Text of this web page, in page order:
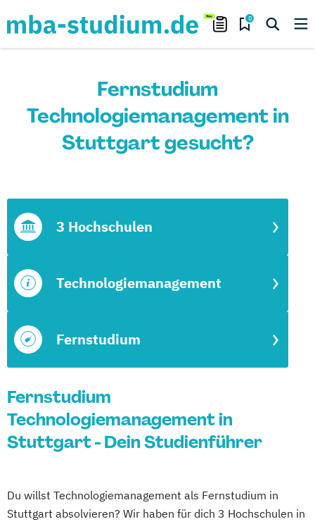
0
Fernstudium
Technologiemanagement in
Stuttgart gesucht?
Fernstudium
Technologiemanagement
3 Hochschulen
Fernstudium
Technologiemanagement in
Stuttgart - Dein Studienführer
Du willst Technologiemanagement als Fernstudium in
Stuttgart absolvieren? Wir haben für dich 3 Hochschulen in